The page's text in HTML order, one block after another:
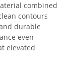
combined
contours
durable
even
elevated